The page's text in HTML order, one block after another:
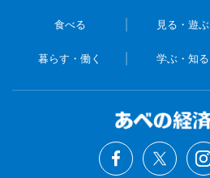
食べる 見る・遊ぶ
暮らす・働く 学ぶ・知る